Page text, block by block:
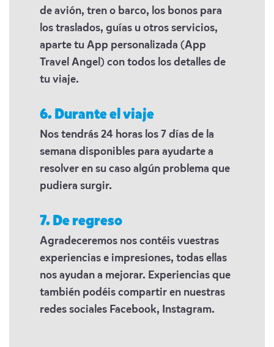
de avión, tren o barco, los bonos para
los traslados, guías u otros servicios,
aparte tu App personalizada (App
Travel Angel) con todos los detalles de
tu viaje.
6. Durante el viaje
Nos tendrás 24 horas los 7 días de la
semana disponibles para ayudarte a
resolver en su caso algún problema que
pudiera surgir.
7. De regreso
Agradeceremos nos contéis vuestras
experiencias e impresiones, todas ellas
nos ayudan a mejorar. Experiencias que
también podéis compartir en nuestras
redes sociales Facebook, Instagram.